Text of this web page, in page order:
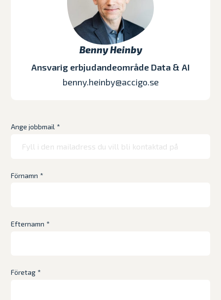
Benny Heinby
Ansvarig erbjudandeområde Data & AI
benny.heinby@accigo.se
Ange jobbmail *
Förnamn *
Efternamn *
Företag *